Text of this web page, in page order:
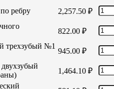
ребру 2,257.50 ₽
822.00 ₽
трехзубый №1
945.00 ₽
1,464.10 ₽